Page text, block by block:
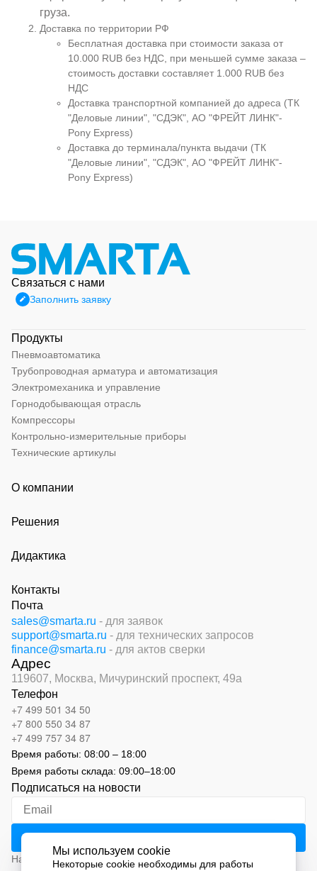
груза.
Доставка по территории РФ
Бесплатная доставка при стоимости заказа от
10.000 RUB без НДС, при меньшей сумме заказа –
стоимость доставки составляет 1.000 RUB без
НДС
Доставка транспортной компанией до адреса (ТК
"Деловые линии", "СДЭК", АО "ФРЕЙТ ЛИНК"-
Pony Express)
Доставка до терминала/пункта выдачи (ТК
"Деловые линии", "СДЭК", АО "ФРЕЙТ ЛИНК"-
Pony Express)
Связаться с нами
Заполнить заявку
Продукты
Пневмоавтоматика
Трубопроводная арматура и автоматизация
Электромеханика и управление
Горнодобывающая отрасль
Компрессоры
Контрольно-измерительные приборы
Технические артикулы
О компании
Решения
Дидактика
Контакты
Почта
sales@smarta.ru - для заявок
support@smarta.ru - для технических запросов
finance@smarta.ru - для актов сверки
Адрес
119607, Москва, Мичуринский проспект, 49а
Телефон
+7 499 501 34 50
+7 800 550 34 87
+7 499 757 34 87
Время работы: 08:00 – 18:00
Время работы склада: 09:00–18:00
Подписаться на новости
Нажимая на кнопку «Подписаться», вы соглашаетесь с
Мы используем cookie
Некоторые cookie необходимы для работы